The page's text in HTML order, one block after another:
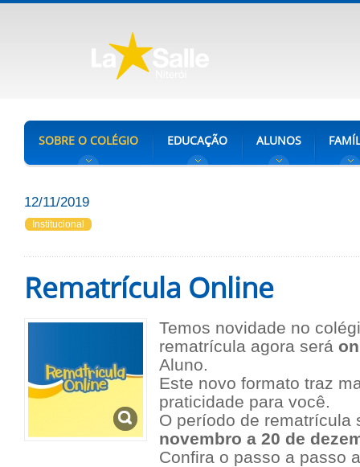
SOBRE O COLÉGIO EDUCAÇÃO ALUNOS
12/11/2019
Institucional
Rematrícula Online
Temos novidade no
rematrícula agora será
Aluno.
Este novo formato traz
praticidade para você.
O período de rematrícula
novembro a 20 de
Confira o passo a passo